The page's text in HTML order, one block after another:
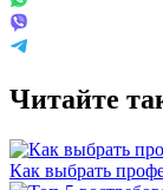
Читайте
Как выбрать